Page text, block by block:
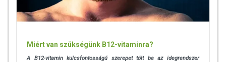
Miért van szükségünk B12-vitaminra?
A B12-vitamin kulcsfontosságú szerepet tölt be az idegrendszer